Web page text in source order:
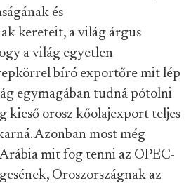
és
kereteit, a világ árgus
a világ egyetlen
bíró exportőre mit lép
egymagában tudná pótolni
kieső orosz kőolajexport teljes
Azonban most még
mit fog tenni az OPEC-
Oroszországnak az